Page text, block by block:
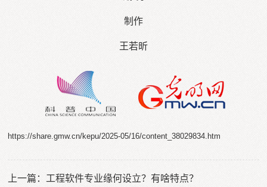
制作
王若昕
https://share.gmw.cn/kepu/2025-05/16/content_38029834.htm
上一篇： 工程软件专业缘何设立？有啥特点？